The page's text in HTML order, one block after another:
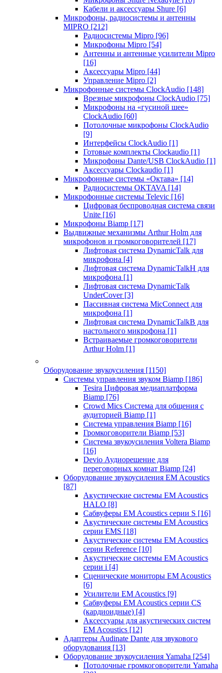
Кабели и аксессуары Shure [6]
Микрофоны, радиосистемы и антенны
MIPRO [212]
Радиосистемы Mipro [96]
Микрофоны Mipro [54]
Антенны и антенные усилители Mipro
[16]
Аксессуары Mipro [44]
Управление Mipro [2]
Микрофонные системы ClockAudio [148]
Врезные микрофоны ClockAudio [75]
Микрофоны на «гусиной шее»
ClockAudio [60]
Потолочные микрофоны ClockAudio
[9]
Интерфейсы ClockAudio [1]
Готовые комплекты Clockaudio [1]
Микрофоны Dante/USB ClockAudio [1]
Аксессуары Clockaudio [1]
Микрофонные системы «Октава» [14]
Радиосистемы OKTAVA [14]
Микрофонные системы Televic [16]
Цифровая беспроводная система связи
Unite [16]
Микрофоны Biamp [17]
Выдвижные механизмы Arthur Holm для
микрофонов и громкоговорителей [17]
Лифтовая система DynamicTalk для
микрофона [4]
Лифтовая система DynamicTalkH для
микрофона [1]
Лифтовая система DynamicTalk
UnderCover [3]
Пассивная система MicConnect для
микрофона [1]
Лифтовая система DynamicTalkB для
настольного микрофона [1]
Встраиваемые громкоговорители
Arthur Holm [1]
Оборудование звукоусиления [1150]
Системы управления звуком Biamp [186]
Tesira Цифровая медиаплатформа
Biamp [76]
Crowd Mics Система для общения с
аудиторией Biamp [1]
Система управления Biamp [16]
Громкоговорители Biamp [53]
Система звукоусиления Voltera Biamp
[16]
Devio Аудиорешение для
переговорных комнат Biamp [24]
Оборудование звукоусиления EM Acoustics
[87]
Акустические системы EM Acoustics
HALO [8]
Сабвуферы EM Acoustics серии S [16]
Акустические системы EM Acoustics
серии EMS [18]
Акустические системы EM Acoustics
серии Reference [10]
Акустические системы EM Acoustics
серии i [4]
Сценические мониторы EM Acoustics
[6]
Усилители EM Acoustics [9]
Сабвуферы EM Acoustics серии CS
(кардиоидные) [4]
Аксессуары для акустических систем
EM Acoustics [12]
Адаптеры Audinate Dante для звукового
оборудования [13]
Оборудование звукоусиления Yamaha [254]
Потолочные громкоговорители Yamaha